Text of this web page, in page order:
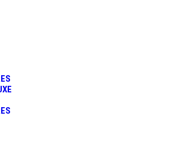
:
MORTELLE
TGV ET UN
À UN
À NIVEAU